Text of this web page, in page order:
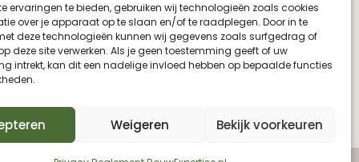
ervaringen te bieden, gebruiken wij technologieën zoals cookies
over je apparaat op te slaan en/of te raadplegen. Door in te
deze technologieën kunnen wij gegevens zoals surfgedrag of
deze site verwerken. Als je geen toestemming geeft of uw
intrekt, kan dit een nadelige invloed hebben op bepaalde functies
Weigeren Bekijk voorkeuren